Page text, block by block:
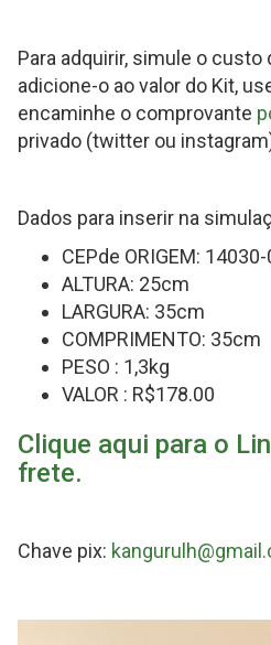
Para adquirir, simule o custo
adicione-o ao valor do Kit,
encaminhe o comprovante
privado (twitter ou
Dados para inserir na
CEPde ORIGEM:
ALTURA: 25cm
LARGURA: 35cm
COMPRIMENTO: 35cm
PESO : 1,3kg
VALOR : R$178.00
Clique aqui para o
frete.
Chave pix: